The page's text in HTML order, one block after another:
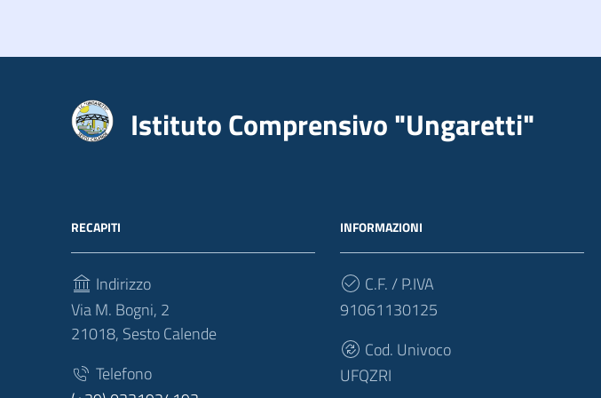
Istituto Comprensivo "Ungaretti"
RECAPITI
Indirizzo
Via M. Bogni, 2
21018, Sesto Calende
Telefono
INFORMAZIONI
C.F. / P.IVA
91061130125
Cod. Univoco
UFQZRI